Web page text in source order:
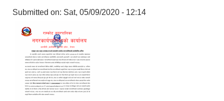
Submitted on: Sat, 05/09/2020 - 12:14